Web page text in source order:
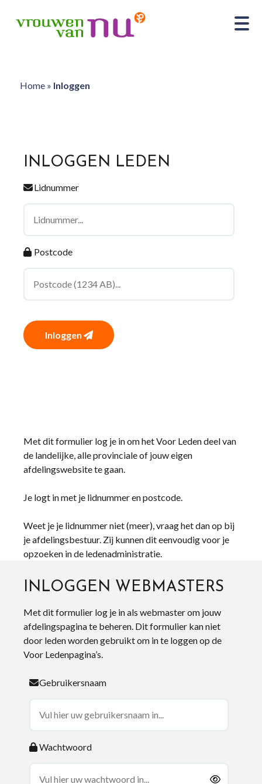
Home» Inloggen
INLOGGEN LEDEN
Lidnummer
Postcode
Inloggen
Met dit formulier log je in om het Voor Leden deel van
de landelijke, alle provinciale of jouw eigen
afdelingswebsite te gaan.
Je logt in met je lidnummer en postcode.
Weet je je lidnummer niet (meer), vraag het dan op bij
je afdelingsbestuur. Zij kunnen dit eenvoudig voor je
opzoeken in de ledenadministratie.
INLOGGEN WEBMASTERS
Met dit formulier log je in als webmaster om jouw
afdelingspagina te beheren. Dit formulier kan niet
door leden worden gebruikt om in te loggen op de
Voor Ledenpagina’s.
Gebruikersnaam
Wachtwoord